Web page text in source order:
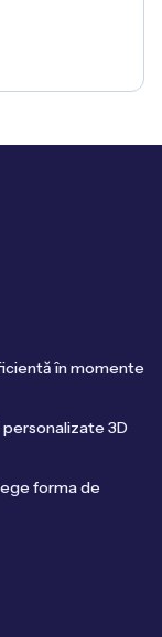
în momente
3D
forma de